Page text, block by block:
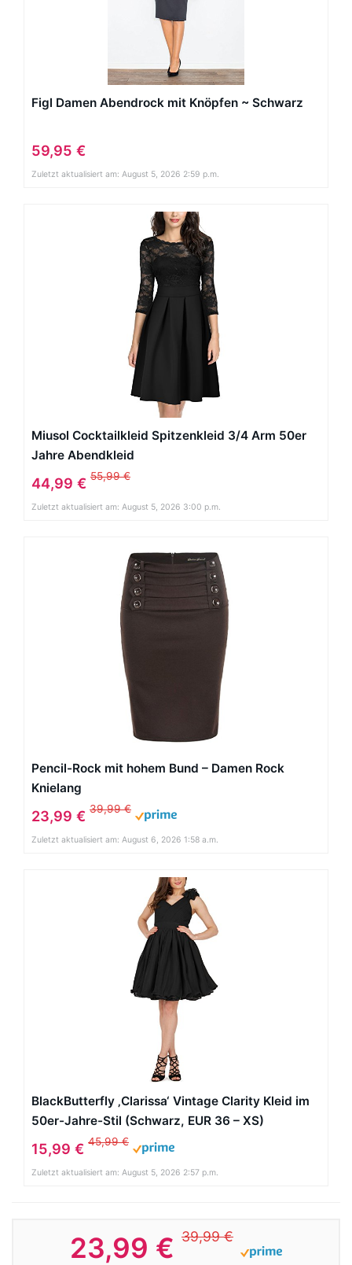
Figl Damen Abendrock mit Knöpfen ~ Schwarz
59,95 €
Zuletzt aktualisiert am: August 5, 2026 2:59 p.m.
Miusol Cocktailkleid Spitzenkleid 3/4 Arm 50er
Jahre Abendkleid
44,99 € 55,99 €
Zuletzt aktualisiert am: August 5, 2026 3:00 p.m.
Pencil-Rock mit hohem Bund – Damen Rock
Knielang
23,99 € 39,99 €
Zuletzt aktualisiert am: August 6, 2026 1:58 a.m.
BlackButterfly ‚Clarissa‘ Vintage Clarity Kleid im
50er-Jahre-Stil (Schwarz, EUR 36 – XS)
15,99 € 45,99 €
Zuletzt aktualisiert am: August 5, 2026 2:57 p.m.
23,99 € 39,99 €